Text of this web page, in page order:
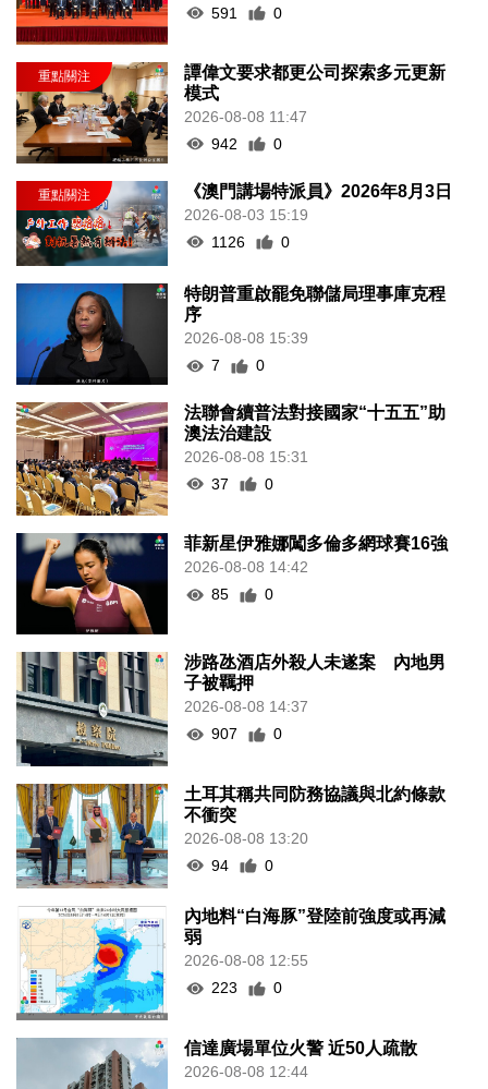
591 0
譚偉文要求都更公司探索多元更新
模式
2026-08-08 11:47
942
0
《澳門講場特派員》2026年8月3日
2026-08-03 15:19
1126
0
特朗普重啟罷免聯儲局理事庫克程
序
2026-08-08 15:39
7
0
法聯會續普法對接國家“十五五”助
澳法治建設
2026-08-08 15:31
37
0
菲新星伊雅娜闖多倫多網球賽16強
2026-08-08 14:42
85
0
涉路氹酒店外殺人未遂案 內地男
子被羈押
2026-08-08 14:37
907
0
土耳其稱共同防務協議與北約條款
不衝突
2026-08-08 13:20
94
0
內地料“白海豚”登陸前強度或再減
弱
2026-08-08 12:55
223
0
信達廣場單位火警 近50人疏散
2026-08-08 12:44